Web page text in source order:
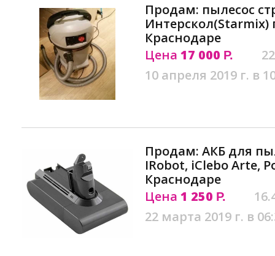
Продам: пылесос
Интерскол(Starmix)
Краснодаре
Цена 17 000 Р.
10 апреля 2019 г. в
Продам: АКБ для
IRobot, iClebo Arte,
Краснодаре
Цена 1 250 Р.
22 марта 2019 г. в